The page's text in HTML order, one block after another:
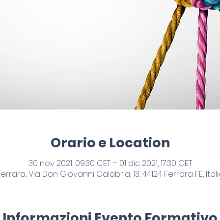
Orario e Location
30 nov 2021, 09:30 CET – 01 dic 2021, 17:30 CET
Via Don Giovanni Calabria, 13, 44124 Ferrara FE,